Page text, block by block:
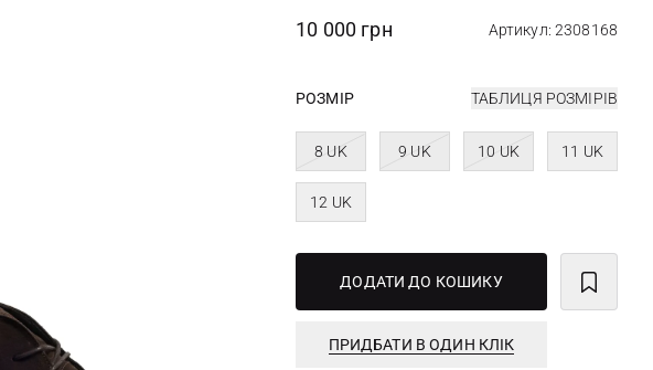
10 000 грн Артикул: 2308168
РОЗМІР ТАБЛИЦЯ РОЗМІРІВ
8 UK 9 UK 10 UK 11 UK
12 UK
ДОДАТИ ДО КОШИКУ
ПРИДБАТИ В ОДИН КЛІК